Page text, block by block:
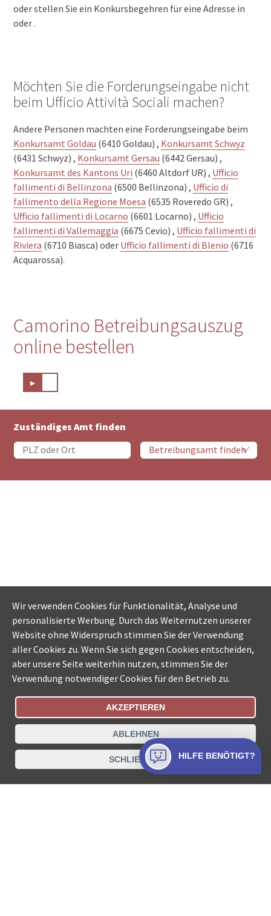
oder stellen Sie ein Konkursbegehren für eine Adresse in
oder .
Möchten Sie die Forderungseingabe nicht
beim Ufficio Attività Sociali machen?
Andere Personen machten eine Forderungseingabe beim
Konkursamt Goldau (6410 Goldau) , Konkursamt Schwyz
(6431 Schwyz) , Konkursamt Gersau (6442 Gersau) ,
Konkursamt des Kantons Uri (6460 Altdorf UR) , Ufficio
fallimenti di Bellinzona (6500 Bellinzona) , Ufficio di
fallimento della Regione Moesa (6535 Roveredo GR) ,
Ufficio fallimenti di Locarno (6601 Locarno) , Ufficio
fallimenti di Vallemaggia (6675 Cevio) , Ufficio fallimenti di
Riviera (6710 Biasca) oder Ufficio fallimenti di Blenio (6716
Acquarossa).
Camorino Betreibungsauszug
online bestellen
▸
Zuständiges Amt finden
Bestellungsstatus Ämtersuche der Schweiz
Datenschutz Impressum Nutzungsbestimmungen
Kontakt
Wir verwenden Cookies für Funktionalität, Analyse und
personalisierte Werbung. Durch das Weiternutzen unserer
Website ohne Widerspruch stimmen Sie der Verwendung
aller Cookies zu. Wenn Sie sich gegen Cookies entscheiden,
aber unsere Seite weiterhin nutzen, stimmen Sie der
Verwendung notwendiger Cookies für den Betrieb zu.
AKZEPTIEREN
ABLEHNEN
SCHLIESSEN HILFE BENÖTIGT?